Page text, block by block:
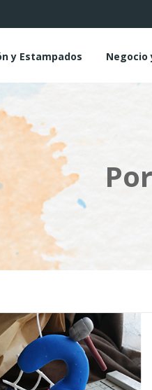
y Estampados Negocio